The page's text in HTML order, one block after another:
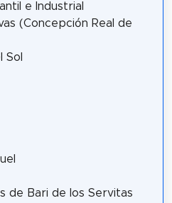
e Industrial
(Concepción Real de
Sol
de Bari de los Servitas